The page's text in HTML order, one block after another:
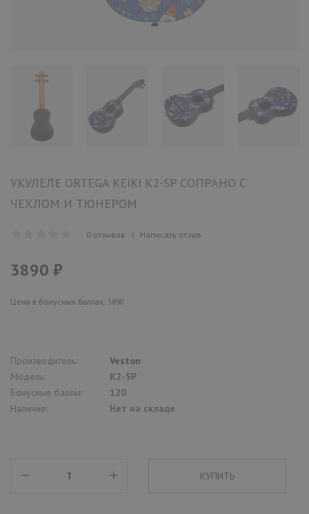
УКУЛЕЛЕ ORTEGA KEIKI K2-SP СОПРАНО С
ЧЕХЛОМ И ТЮНЕРОМ
0 отзывов | Написать отзыв
3890 ₽
Цена в бонусных баллах: 3890
Производитель:
Veston
Модель:
K2-SP
Бонусные баллы:
120
Наличие:
Нет на складе